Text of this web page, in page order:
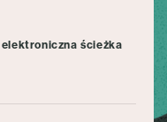
ścieżka